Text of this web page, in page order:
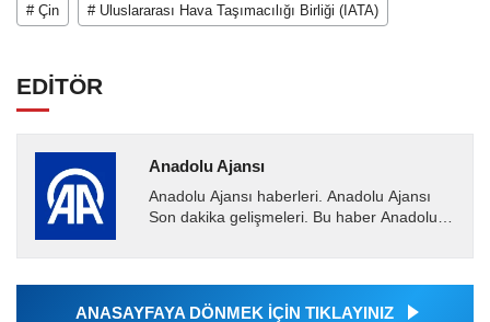
# Çin # Uluslararası Hava Taşımacılığı Birliği (IATA)
EDİTÖR
Anadolu Ajansı
Anadolu Ajansı haberleri. Anadolu Ajansı
Son dakika gelişmeleri. Bu haber Anadolu
Ajansı tarafından...
ANASAYFAYA DÖNMEK İÇİN TIKLAYINIZ